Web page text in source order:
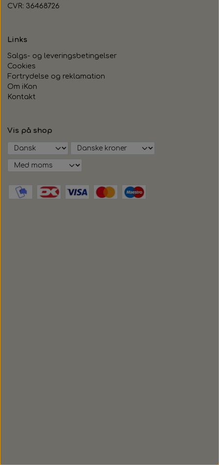
CVR: 36468726
Links
Salgs- og leveringsbetingelser
Cookies
Fortrydelse og reklamation
Om iKon
Kontakt
Vis på shop